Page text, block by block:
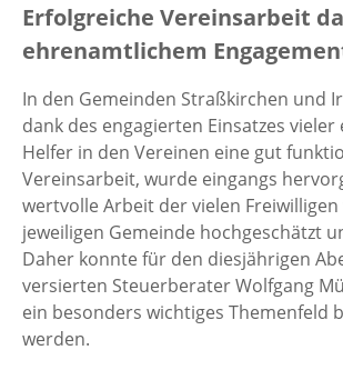
Erfolgreiche Vereinsarbeit
ehrenamtlichem
In den Gemeinden Straßkirchen und
dank des engagierten Einsatzes
Helfer in den Vereinen eine gut
Vereinsarbeit, wurde eingangs
wertvolle Arbeit der vielen
jeweiligen Gemeinde hochgeschätzt
Daher konnte für den diesjährigen
versierten Steuerberater Wolfgang
ein besonders wichtiges Themenfeld
werden.